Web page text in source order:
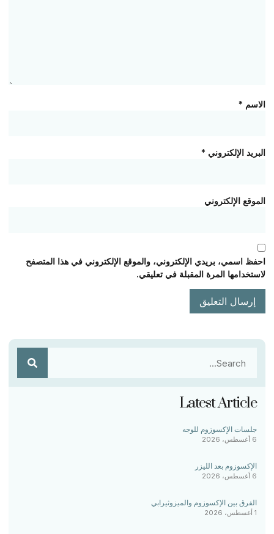
الاسم *
البريد الإلكتروني *
الموقع الإلكتروني
احفظ اسمي، بريدي الإلكتروني، والموقع الإلكتروني في هذا المتصفح
لاستخدامها المرة المقبلة في تعليقي.
Latest Article
جلسات الإكسوزوم للوجه
6 أغسطس، 2026
الإكسوزوم بعد الليزر
6 أغسطس، 2026
الفرق بين الإكسوزوم والميزوثيرابي
1 أغسطس، 2026